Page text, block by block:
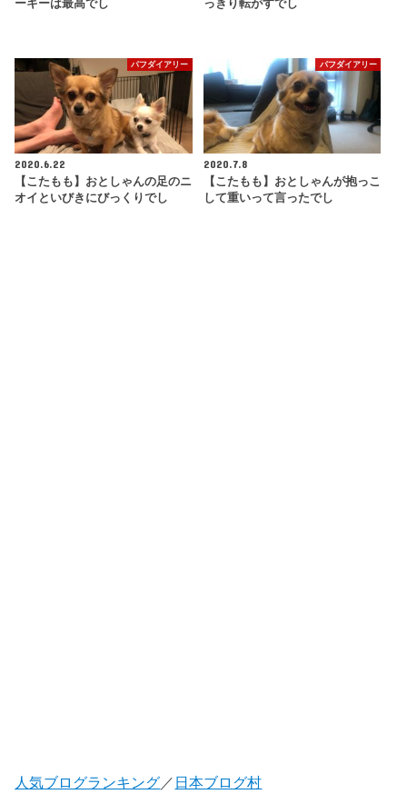
ーキーは最高でし
っきり転がすでし
パフダイアリー
2020.6.22
【こたもも】おとしゃんの足のニ
オイといびきにびっくりでし
パフダイアリー
2020.7.8
【こたもも】おとしゃんが抱っこ
して重いって言ったでし
人気ブログランキング ／ 日本ブログ村